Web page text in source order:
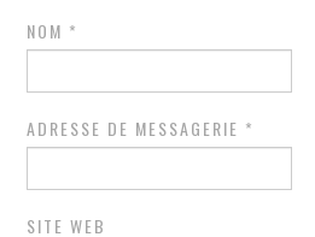
NOM *
ADRESSE DE MESSAGERIE *
SITE WEB